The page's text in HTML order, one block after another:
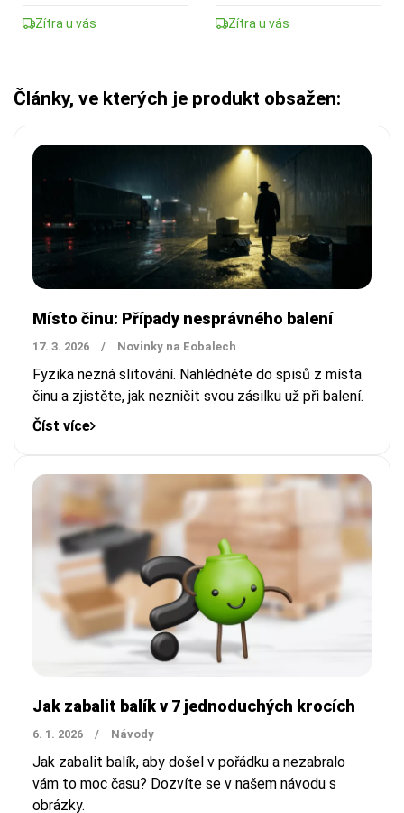
Zítra u vás Zítra u vás
Články, ve kterých je produkt obsažen:
Místo činu: Případy nesprávného balení
17. 3. 2026 / Novinky na Eobalech
Fyzika nezná slitování. Nahlédněte do spisů z místa
činu a zjistěte, jak nezničit svou zásilku už při balení.
Číst více
Jak zabalit balík v 7 jednoduchých krocích
6. 1. 2026 / Návody
Jak zabalit balík, aby došel v pořádku a nezabralo
vám to moc času? Dozvíte se v našem návodu s
obrázky.